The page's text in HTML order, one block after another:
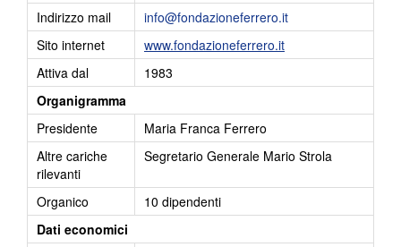
Indirizzo mail
info@fondazioneferrero.it
Sito internet
www.fondazioneferrero.it
Attiva dal
1983
Organigramma
Presidente
Maria Franca Ferrero
Altre cariche
rilevanti
Segretario Generale Mario Strola
Organico
10 dipendenti
Dati economici